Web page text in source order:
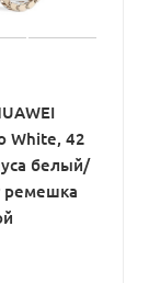
White, 42
белый/
ремешка